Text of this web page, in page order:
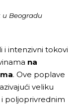
u Beogradu
i intenzivni tokovi
na
. Ove poplave
veliku
poljoprivrednim